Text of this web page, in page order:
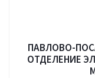
ПАВЛОВО-
ОТДЕЛЕНИЕ